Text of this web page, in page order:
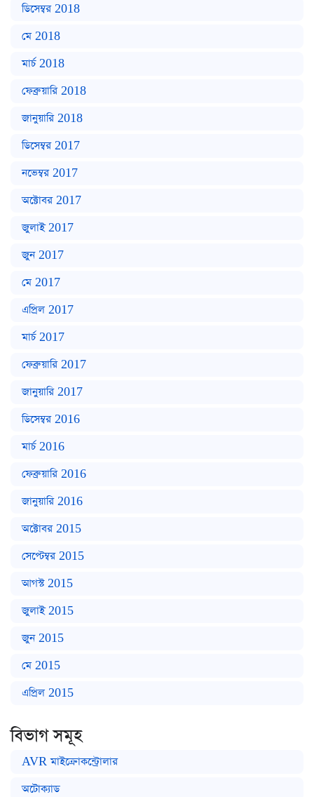
ডিসেম্বর 2018
মে 2018
মার্চ 2018
ফেব্রুয়ারি 2018
জানুয়ারি 2018
ডিসেম্বর 2017
নভেম্বর 2017
অক্টোবর 2017
জুলাই 2017
জুন 2017
মে 2017
এপ্রিল 2017
মার্চ 2017
ফেব্রুয়ারি 2017
জানুয়ারি 2017
ডিসেম্বর 2016
মার্চ 2016
ফেব্রুয়ারি 2016
জানুয়ারি 2016
অক্টোবর 2015
সেপ্টেম্বর 2015
আগস্ট 2015
জুলাই 2015
জুন 2015
মে 2015
এপ্রিল 2015
বিভাগ সমূহ
AVR মাইক্রোকন্ট্রোলার
অটোক্যাড